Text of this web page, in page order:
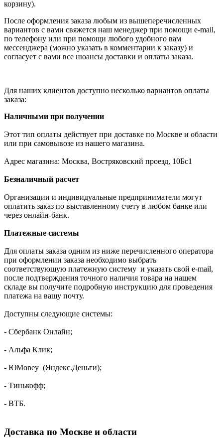
корзину).
После оформления заказа любым из вышеперечисленных
вариантов с вами свяжется наш менеджер при помощи e-mail,
по телефону или при помощи любого удобного вам
мессенджера (можно указать в комментарии к заказу) и
согласует с вами все нюансы доставки и оплаты заказа.
Для наших клиентов доступно несколько вариантов оплаты
заказа:
Наличными при получении
Этот тип оплаты действует при доставке по Москве и области
или при самовывозе из нашего магазина.
Адрес магазина: Москва, Востряковский проезд, 10Бс1
Безналичный расчет
Организации и индивидуальные предприниматели могут
оплатить заказ по выставленному счету в любом банке или
через онлайн-банк.
Платежные системы
Для оплаты заказа одним из ниже перечисленного оператора
при оформлении заказа необходимо выбрать
соответствующую платежную систему и указать свой e-mail,
после подтверждения точного наличия товара на нашем
складе вы получите подробную инструкцию для проведения
платежа на вашу почту.
Доступны следующие системы:
- Сбербанк Онлайн;
- Альфа Клик;
- ЮMoney (Яндекс.Деньги);
- Тинькофф;
- ВТБ.
Доставка по Москве и области